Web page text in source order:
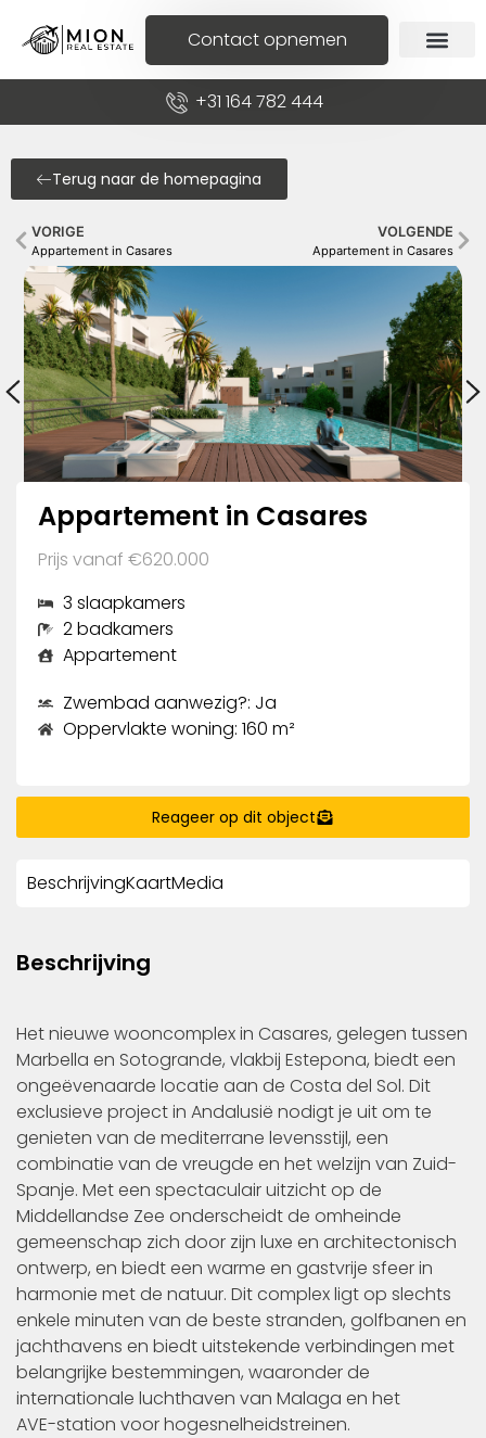
Contact opnemen
+31 164 782 444
Terug naar de homepagina
VORIGE
Appartement in Casares
VOLGENDE
Appartement in Casares
Appartement in Casares
Prijs vanaf €620.000
3 slaapkamers
2 badkamers
Appartement
Zwembad aanwezig?: Ja
Oppervlakte woning: 160 m²
Reageer op dit object
BeschrijvingKaartMedia
Beschrijving
Het nieuwe wooncomplex in Casares, gelegen tussen
Marbella en Sotogrande, vlakbij Estepona, biedt een
ongeëvenaarde locatie aan de Costa del Sol. Dit
exclusieve project in Andalusië nodigt je uit om te
genieten van de mediterrane levensstijl, een
combinatie van de vreugde en het welzijn van Zuid-
Spanje. Met een spectaculair uitzicht op de
Middellandse Zee onderscheidt de omheinde
gemeenschap zich door zijn luxe en architectonisch
ontwerp, en biedt een warme en gastvrije sfeer in
harmonie met de natuur. Dit complex ligt op slechts
enkele minuten van de beste stranden, golfbanen en
jachthavens en biedt uitstekende verbindingen met
belangrijke bestemmingen, waaronder de
internationale luchthaven van Malaga en het
AVE-station voor hogesnelheidstreinen.